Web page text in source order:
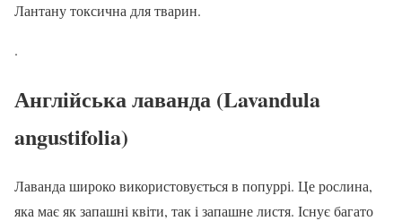
Лантану токсична для тварин.
.
Англійська лаванда (Lavandula
angustifolia)
Лаванда широко використовується в попуррі. Це рослина,
яка має як запашні квіти, так і запашне листя. Існує багато